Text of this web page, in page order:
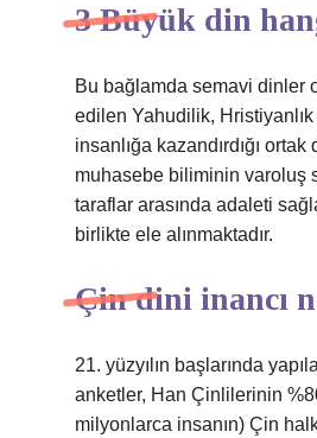
3 Büyük din
Bu bağlamda semavi dinler
edilen Yahudilik, Hristiyanlık
insanlığa kazandırdığı
muhasebe biliminin varoluş
taraflar arasında adaleti
birlikte ele alınmaktadır.
Çin dini inancı
21. yüzyılın başlarında
anketler, Han Çinlilerinin
milyonlarca insanın) Çin